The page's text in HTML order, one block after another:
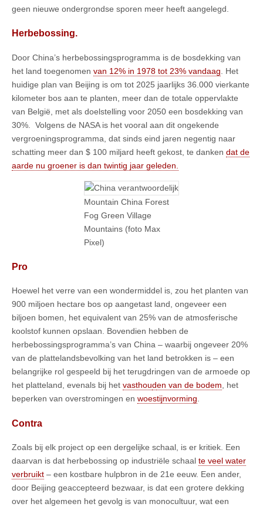
geen nieuwe ondergrondse sporen meer heeft aangelegd.
Herbebossing.
Door China’s herbebossingsprogramma is de bosdekking van
het land toegenomen van 12% in 1978 tot 23% vandaag . Het
huidige plan van Beijing is om tot 2025 jaarlijks 36.000 vierkante
kilometer bos aan te planten, meer dan de totale oppervlakte
van België, met als doelstelling voor 2050 een bosdekking van
30%. Volgens de NASA is het vooral aan dit ongekende
vergroeningsprogramma, dat sinds eind jaren negentig naar
schatting meer dan $ 100 miljard heeft gekost, te danken dat de
aarde nu groener is dan twintig jaar geleden.
Mountain China Forest
Fog Green Village
Mountains (foto Max
Pixel)
Pro
Hoewel het verre van een wondermiddel is, zou het planten van
900 miljoen hectare bos op aangetast land, ongeveer een
biljoen bomen, het equivalent van 25% van de atmosferische
koolstof kunnen opslaan. Bovendien hebben de
herbebossingsprogramma’s van China – waarbij ongeveer 20%
van de plattelandsbevolking van het land betrokken is – een
belangrijke rol gespeeld bij het terugdringen van de armoede op
het platteland, evenals bij het vasthouden van de bodem, het
beperken van overstromingen en woestijnvorming.
Contra
Zoals bij elk project op een dergelijke schaal, is er kritiek. Een
daarvan is dat herbebossing op industriële schaal te veel water
verbruikt – een kostbare hulpbron in de 21e eeuw. Een ander,
door Beijing geaccepteerd bezwaar, is dat een grotere dekking
over het algemeen het gevolg is van monocultuur, wat een